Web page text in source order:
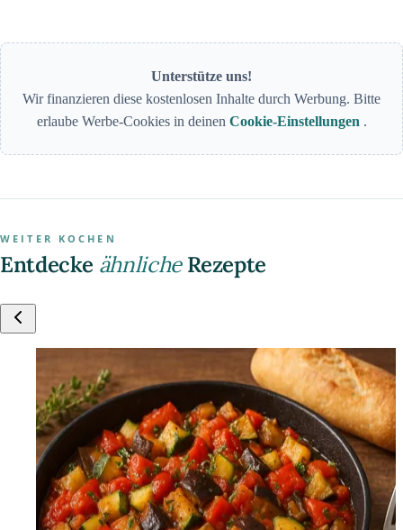
Unterstütze uns!
Wir finanzieren diese kostenlosen Inhalte durch Werbung. Bitte
erlaube Werbe-Cookies in deinen Cookie-Einstellungen .
WEITER KOCHEN
Entdecke ähnlicheRezepte